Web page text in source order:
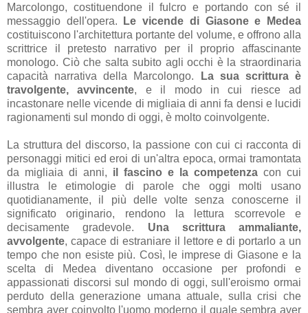
Marcolongo, costituendone il fulcro e portando con sé il
messaggio dell'opera.
Le vicende di Giasone e Medea
costituiscono l'architettura portante del volume, e offrono alla
scrittrice il pretesto narrativo per il proprio affascinante
monologo. Ciò che salta subito agli occhi è la straordinaria
capacità narrativa della Marcolongo.
La sua scrittura è
travolgente, avvincente, e il modo in cui riesce ad
incastonare nelle vicende di migliaia di anni fa densi e lucidi
ragionamenti sul mondo di oggi, è molto coinvolgente.
La struttura del discorso, la passione con cui ci racconta di
personaggi mitici ed eroi di un'altra epoca, ormai tramontata
da migliaia di anni, il fascino e la competenza con cui
illustra le etimologie di parole che oggi molti usano
quotidianamente, il più delle volte senza conoscerne il
significato originario, rendono la lettura scorrevole e
decisamente gradevole. Una scrittura ammaliante,
avvolgente, capace di estraniare il lettore e di portarlo a un
tempo che non esiste più. Così, le imprese di Giasone e la
scelta di Medea diventano occasione per profondi e
appassionati discorsi sul mondo di oggi, sull'eroismo ormai
perduto della generazione umana attuale, sulla crisi che
sembra aver coinvolto l'uomo moderno il quale sembra aver